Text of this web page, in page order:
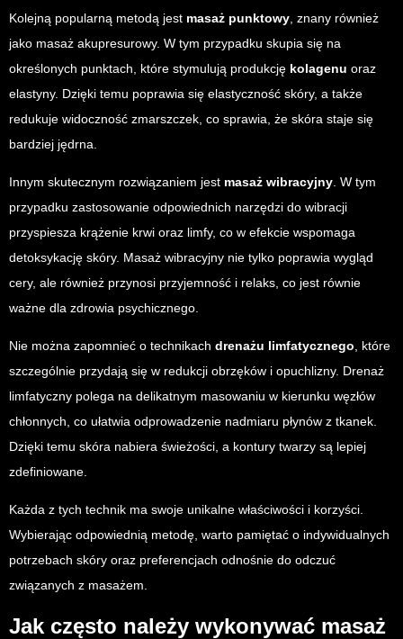
Kolejną popularną metodą jest masaż punktowy , znany również
jako masaż akupresurowy. W tym przypadku skupia się na
określonych punktach, które stymulują produkcję kolagenu oraz
elastyny. Dzięki temu poprawia się elastyczność skóry, a także
redukuje widoczność zmarszczek, co sprawia, że skóra staje się
bardziej jędrna.
Innym skutecznym rozwiązaniem jest masaż wibracyjny . W tym
przypadku zastosowanie odpowiednich narzędzi do wibracji
przyspiesza krążenie krwi oraz limfy, co w efekcie wspomaga
detoksykację skóry. Masaż wibracyjny nie tylko poprawia wygląd
cery, ale również przynosi przyjemność i relaks, co jest równie
ważne dla zdrowia psychicznego.
Nie można zapomnieć o technikach drenażu limfatycznego , które
szczególnie przydają się w redukcji obrzęków i opuchlizny. Drenaż
limfatyczny polega na delikatnym masowaniu w kierunku węzłów
chłonnych, co ułatwia odprowadzenie nadmiaru płynów z tkanek.
Dzięki temu skóra nabiera świeżości, a kontury twarzy są lepiej
zdefiniowane.
Każda z tych technik ma swoje unikalne właściwości i korzyści.
Wybierając odpowiednią metodę, warto pamiętać o indywidualnych
potrzebach skóry oraz preferencjach odnośnie do odczuć
związanych z masażem.
Jak często należy wykonywać masaż